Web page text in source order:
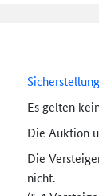
Es gelten
Die Auktion
Die
nicht.